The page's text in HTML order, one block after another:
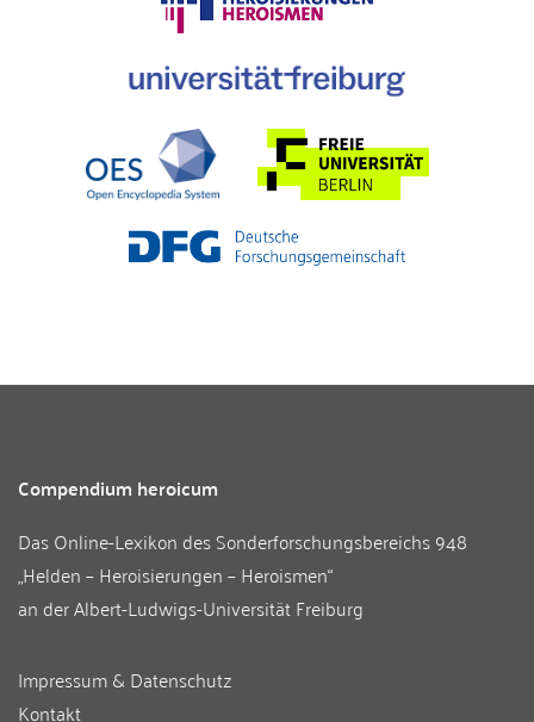
Compendium heroicum
Das Online-Lexikon desSonderforschungsbereichs 948
„Helden – Heroisierungen – Heroismen“
an derAlbert-Ludwigs-Universität Freiburg
Impressum & Datenschutz
Kontakt